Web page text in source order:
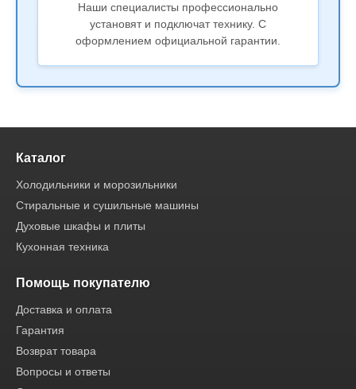
Наши специалисты профессионально
установят и подключат технику. С
оформлением официальной гарантии.
Каталог
Холодильники и морозильники
Стиральные и сушильные машины
Духовые шкафы и плиты
Кухонная техника
Помощь покупателю
Доставка и оплата
Гарантия
Возврат товара
Вопросы и ответы